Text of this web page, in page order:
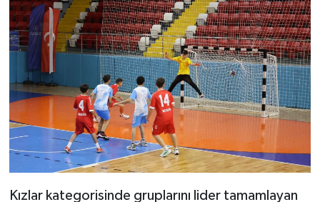
Kızlar kategorisinde gruplarını lider tamamlayan